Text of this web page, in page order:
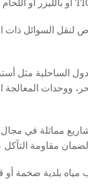
لنقل السوائل
الساحلية مثل
المعالجة
مماثلة في مجال
مياه بلدية ضخمة